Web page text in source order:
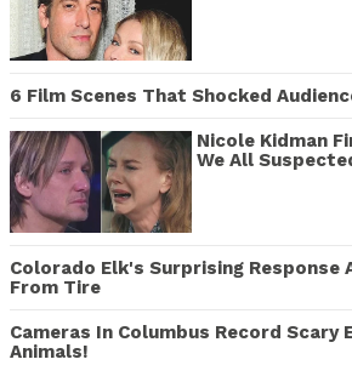
6 Film Scenes That Shocked
Nicole Kidman
We All
Colorado Elk's Surprising Response
From Tire
Cameras In Columbus Record Scary
Animals!